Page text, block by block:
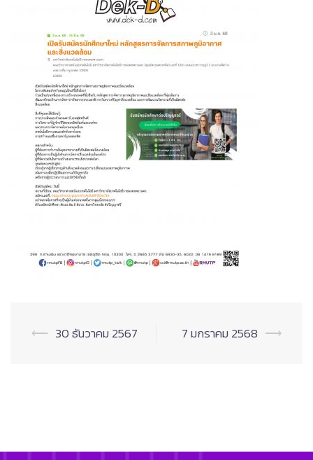
Post
⟵ 30 ธันวาคม 2567 7 มกราคม 2568 ⟶